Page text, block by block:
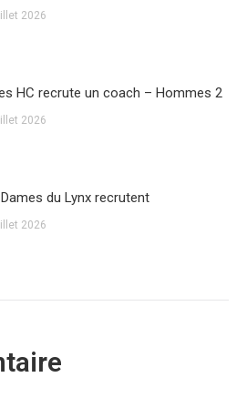
2026
HC recrute un coach – Hommes 2
2026
du Lynx recrutent
2026